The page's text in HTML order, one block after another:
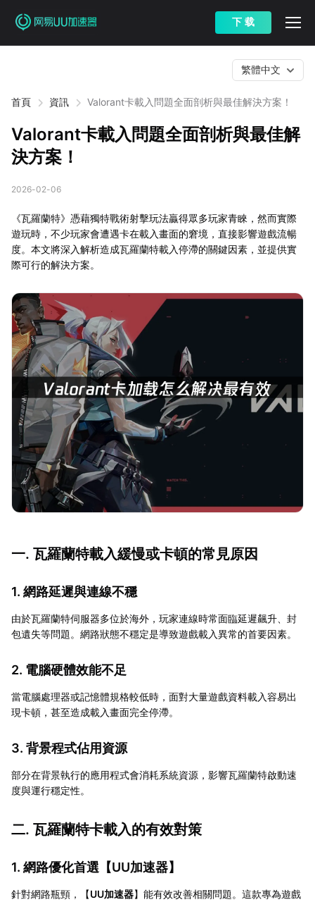
下 载
首頁 資訊 Valorant卡載入問題全面剖析與最佳解決方案！
繁體中文
Valorant卡載入問題全面剖析與最佳解
決方案！
2026-02-06
《瓦羅蘭特》憑藉獨特戰術射擊玩法贏得眾多玩家青睞，然而實際
遊玩時，不少玩家會遭遇卡在載入畫面的窘境，直接影響遊戲流暢
度。本文將深入解析造成瓦羅蘭特載入停滯的關鍵因素，並提供實
際可行的解決方案。
一. 瓦羅蘭特載入緩慢或卡頓的常見原因
1. 網路延遲與連線不穩
由於瓦羅蘭特伺服器多位於海外，玩家連線時常面臨延遲飆升、封
包遺失等問題。網路狀態不穩定是導致遊戲載入異常的首要因素。
2. 電腦硬體效能不足
當電腦處理器或記憶體規格較低時，面對大量遊戲資料載入容易出
現卡頓，甚至造成載入畫面完全停滯。
3. 背景程式佔用資源
部分在背景執行的應用程式會消耗系統資源，影響瓦羅蘭特啟動速
度與運行穩定性。
二. 瓦羅蘭特卡載入的有效對策
1. 網路優化首選【UU加速器】
針對網路瓶頸，【UU加速器】能有效改善相關問題。這款專為遊戲